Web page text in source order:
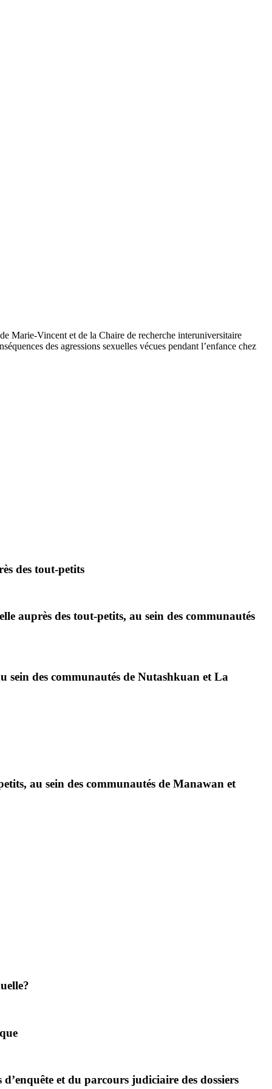
Marie-Vincent et de la Chaire de recherche interuniversitaire
des agressions sexuelles vécues pendant l’enfance chez
des tout-petits
auprès des tout-petits, au sein des communautés
sein des communautés de Nutashkuan et La
au sein des communautés de Manawan et
et du parcours judiciaire des dossiers